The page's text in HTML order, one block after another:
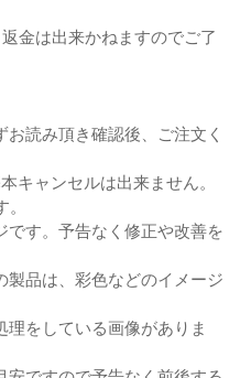
金は出来かねますのでご了
読み頂き確認後、ご注文く
キャンセルは出来ません。
です。予告なく修正や改善を
製品は、彩色などのイメージ
理をしている画像がありま